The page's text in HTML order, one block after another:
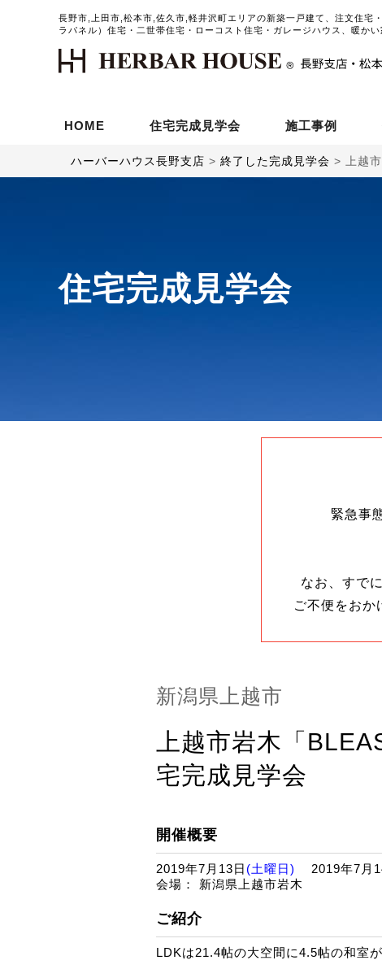
長野市,上田市,松本市,佐久市,軽井沢町エリアの新築一戸建て、注文住宅
ラパネル）住宅・二世帯住宅・ローコスト住宅・ガレージハウス、暖かい
HOME 住宅完成見学会 施工事例
ハーバーハウス長野支店 > 終了した完成見学会 > 上越
住宅完成見学会
緊急事
なお、すで
ご不便をおか
新潟県上越市
上越市岩木「
宅完成見学会
開催概要
2019年7月13日 (土曜日) 2019年7月
会場： 新潟県上越市岩木
ご紹介
LDKは21.4帖の大空間に4.5帖の和室